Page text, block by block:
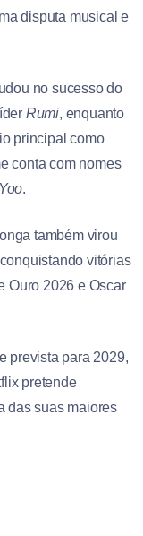
disputa musical e
no sucesso do
Rumi, enquanto
principal como
conta com nomes
.
também virou
vitórias
Ouro 2026 e Oscar
prevista para 2029,
pretende
das suas maiores